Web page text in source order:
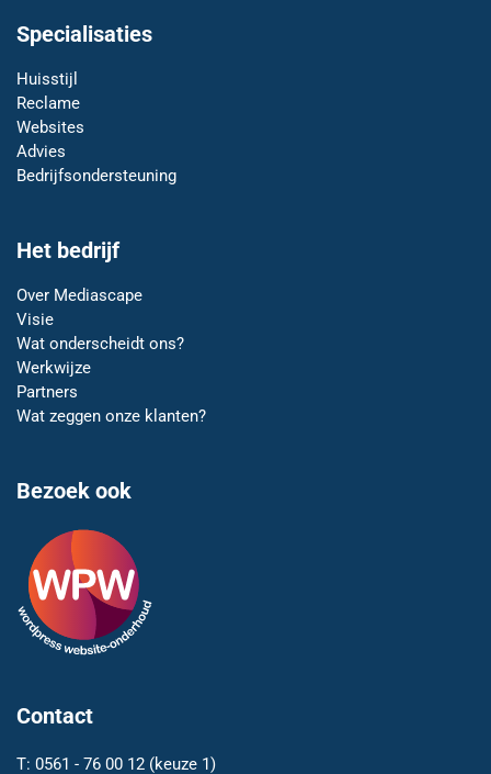
Specialisaties
Huisstijl
Reclame
Websites
Advies
Bedrijfsondersteuning
Het bedrijf
Over Mediascape
Visie
Wat onderscheidt ons?
Werkwijze
Partners
Wat zeggen onze klanten?
Bezoek ook
Contact
T: 0561 - 76 00 12 (keuze 1)